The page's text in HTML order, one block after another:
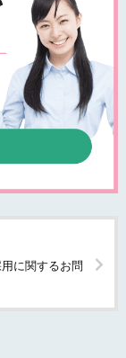
に関するお問